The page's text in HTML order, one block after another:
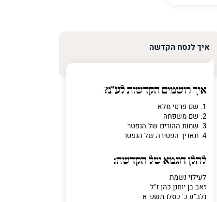
איך לנסח הקדשה
איך רושמים הקדשות לע"נ?
1. שם פרטי מלא
2. שם משפחה
3. שמות ההורים של הנפטר
4. תאריך הפטירה של הנפטר
להלן דוגמא של הקדשה:
לעילוי נשמת
זאב בן יוחנן כהן ז"ל
נלב"ע כ' כסלו תשפ"א